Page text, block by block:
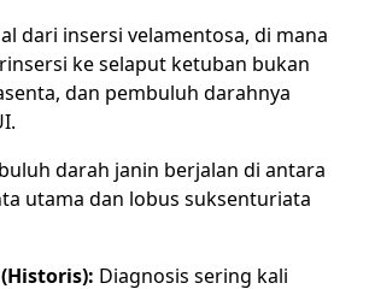
dari insersi velamentosa, di mana
ke selaput ketuban bukan
dan pembuluh darahnya
darah janin berjalan di antara
utama dan lobus suksenturiata
Diagnosis sering kali